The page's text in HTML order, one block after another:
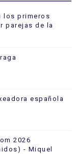
los primeros
parejas de la
española
2026
- Miquel